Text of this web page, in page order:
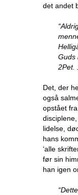
det andet
Guds
2Pet.
Det, der
også
opstået
lidelse,
hans
‘alle
før sin
han igen